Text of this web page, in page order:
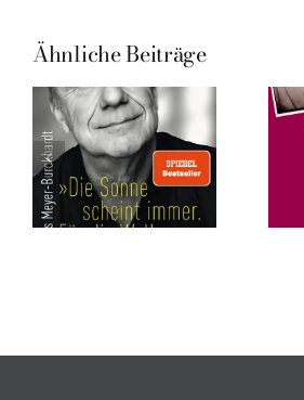
Ähnliche Beiträge